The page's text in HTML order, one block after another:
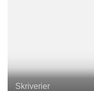
Skriverier